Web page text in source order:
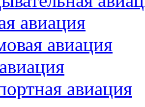
авиация
авиация
авиация